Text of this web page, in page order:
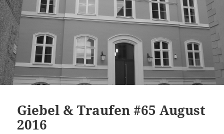
Giebel & Traufen #65 August
2016